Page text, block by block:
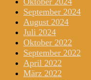
September 2024
August 2024
Juli 2024
Oktober 2022
September 2022
April 2022
März 2022